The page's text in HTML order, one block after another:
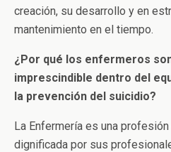
creación, su desarrollo y en
mantenimiento en el tiempo.
¿Por qué los enfermeros
imprescindible dentro del
la prevención del suicidio?
La Enfermería es una
dignificada por sus